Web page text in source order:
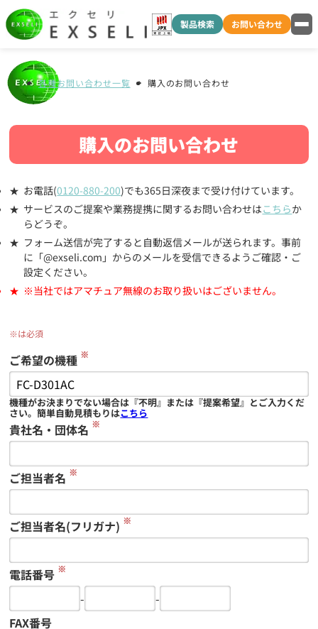
製品検索 お問い合わせ
各種お問い合わせ一覧 購入のお問い合わせ
購入のお問い合わせ
お電話(0120-880-200)でも365日深夜まで受け付けています。
サービスのご提案や業務提携に関するお問い合わせはこちらか
らどうぞ。
フォーム送信が完了すると自動返信メールが送られます。事前
に「@exseli.com」からのメールを受信できるようご確認・ご
設定ください。
※当社ではアマチュア無線のお取り扱いはございません。
※は必須
ご希望の機種 ※
機種がお決まりでない場合は『不明』または『提案希望』とご入力くだ
さい。簡単自動見積もりはこちら
貴社名・団体名 ※
ご担当者名 ※
ご担当者名(フリガナ) ※
電話番号 ※
-
-
FAX番号